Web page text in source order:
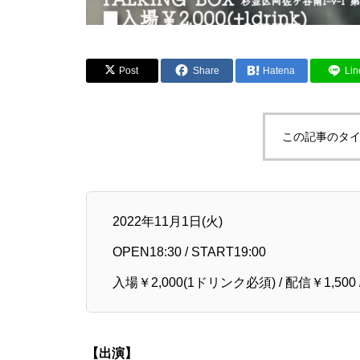
Post Share Hatena
この記事のタ
2022年11月1日(火)
OPEN18:30 / START19:00
入場￥2,000(1ドリンク必須) / 配信￥
【出演】